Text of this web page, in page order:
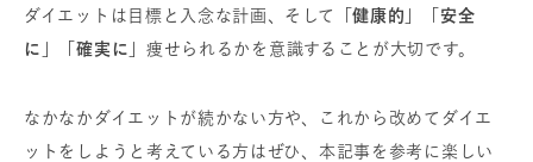
ダイエットは目標と入念な計画、そして
「健康的」「安全
に」「確実に」 痩せられるかを意識することが大切です。
なかなかダイエットが続かない方や、これから改めてダイエ
ットをしようと考えている方はぜひ、本記事を参考に楽しい